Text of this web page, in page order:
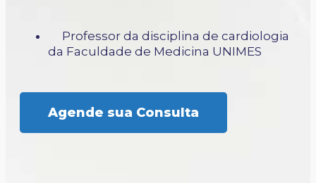
Professor da disciplina de cardiologia
da Faculdade de Medicina UNIMES
Agende sua Consulta